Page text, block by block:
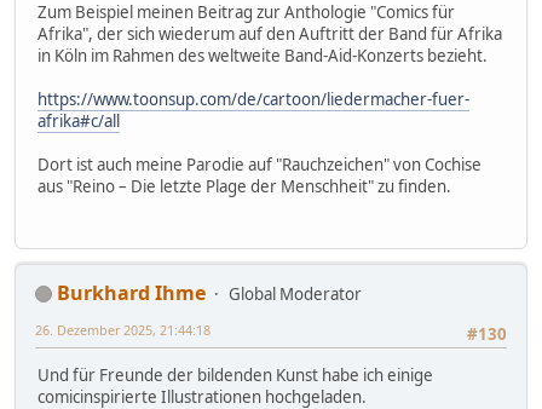
Zum Beispiel meinen Beitrag zur Anthologie "Comics für
Afrika", der sich wiederum auf den Auftritt der Band für Afrika
in Köln im Rahmen des weltweite Band-Aid-Konzerts bezieht.
https://www.toonsup.com/de/cartoon/liedermacher-fuer-
afrika#c/all
Dort ist auch meine Parodie auf "Rauchzeichen" von Cochise
aus "Reino – Die letzte Plage der Menschheit" zu finden.
Burkhard Ihme
Global Moderator
#130
26. Dezember 2025, 21:44:18
Und für Freunde der bildenden Kunst habe ich einige
comicinspirierte Illustrationen hochgeladen.